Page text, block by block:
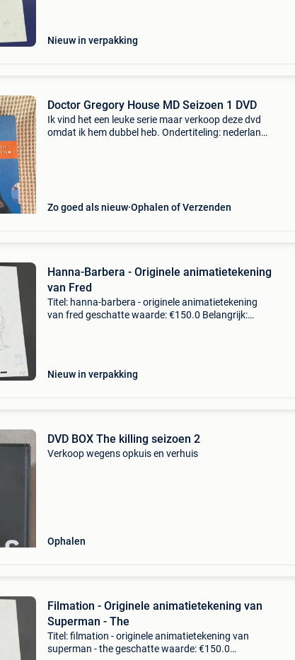
Nieuw in verpakking
Doctor Gregory House MD Seizoen 1 DVD
Ik vind het een leuke serie maar verkoop deze dvd
omdat ik hem dubbel heb. Ondertiteling: nederlands
Zo goed als nieuw Ophalen of Verzenden
Hanna-Barbera - Originele animatietekening
van Fred
Titel: hanna-barbera - originele animatietekening
van fred geschatte waarde: €150.0 Belangrijk:
Nieuw in verpakking
DVD BOX The killing seizoen 2
Verkoop wegens opkuis en verhuis
Ophalen
Filmation - Originele animatietekening van
Superman - The
Titel: filmation - originele animatietekening van
superman - the geschatte waarde: €150.0